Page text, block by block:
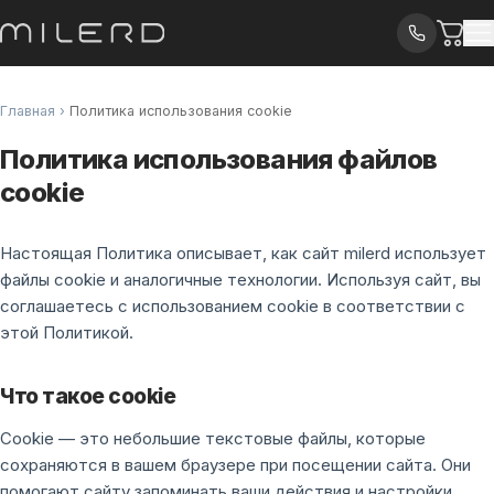
Главная › Политика использования cookie
Политика использования файлов
cookie
Настоящая Политика описывает, как сайт milerd использует
файлы cookie и аналогичные технологии. Используя сайт, вы
соглашаетесь с использованием cookie в соответствии с
этой Политикой.
Что такое cookie
Cookie — это небольшие текстовые файлы, которые
сохраняются в вашем браузере при посещении сайта. Они